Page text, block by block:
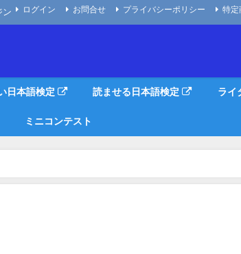
ン ログイン お問合せ プライバシーポリシー 特定
日本語検定 読ませる日本語検定 ライ
ミニコンテスト